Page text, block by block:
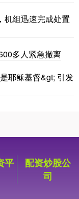
机组迅速完成处置
多人紧急撤离
耶稣基督&gt; 引发
平
配资炒股公
司